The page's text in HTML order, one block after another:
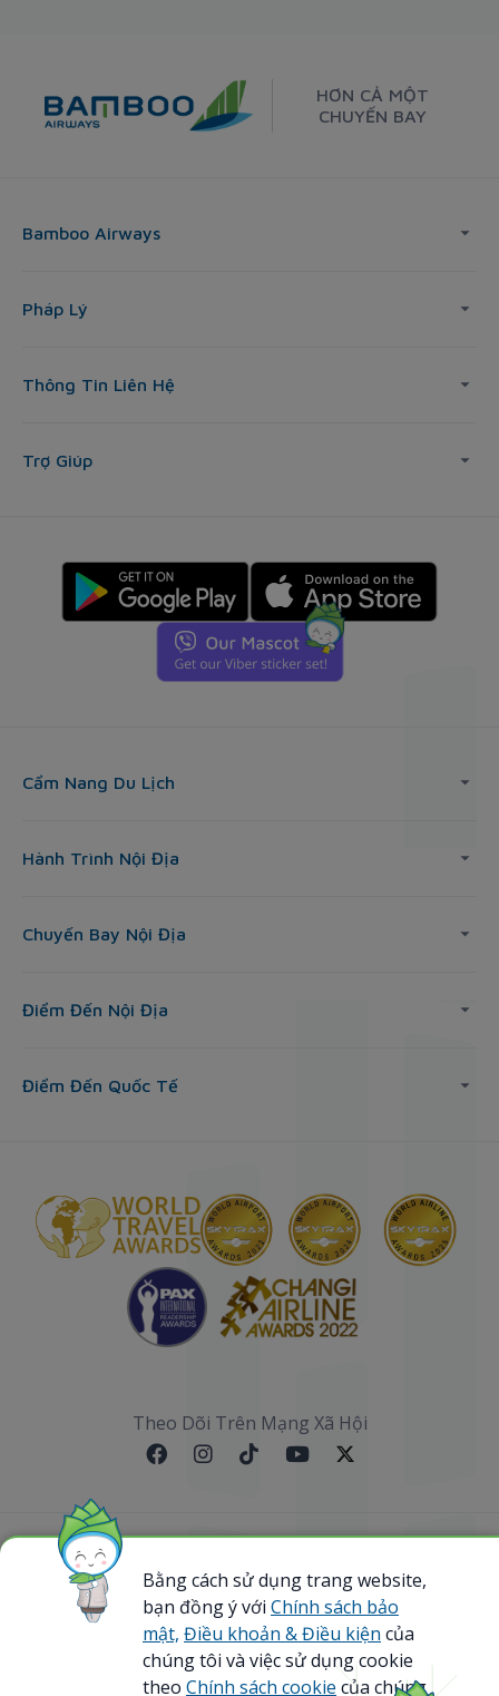
HƠN CẢ MỘT
CHUYẾN BAY
Bamboo Airways
Pháp Lý
Thông Tin Liên Hệ
Trợ Giúp
Cẩm Nang Du Lịch
Hành Trình Nội Địa
Chuyến Bay Nội Địa
Điểm Đến Nội Địa
Điểm Đến Quốc Tế
Theo Dõi Trên Mạng Xã Hội
Sơ đồ website
@ 2023 Bamboo Airways Copyright. All Rights
Reserved.
Business Registration Code: 0107867370
Bằng cách sử dụng trang website,
bạn đồng ý với Chính sách bảo
mật, Điều khoản & Điều kiện của
chúng tôi và việc sử dụng cookie
theo Chính sách cookie của chúng